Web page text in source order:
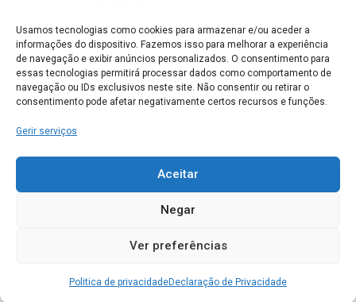
Usamos tecnologias como cookies para armazenar e/ou aceder a
informações do dispositivo. Fazemos isso para melhorar a experiência
de navegação e exibir anúncios personalizados. O consentimento para
essas tecnologias permitirá processar dados como comportamento de
navegação ou IDs exclusivos neste site. Não consentir ou retirar o
consentimento pode afetar negativamente certos recursos e funções.
Gerir serviços
Aceitar
Negar
Ver preferências
Politica de privacidadeDeclaração de Privacidade
Lares de idosos mais Populares
ERPI Horizonte Ternura
0
Casa de Repouso Chalet
Rosmaninho
0